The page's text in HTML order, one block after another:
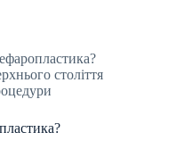
століття